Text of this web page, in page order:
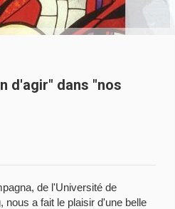
d'agir" dans "nos
de l'Université de
nous a fait le plaisir d'une belle